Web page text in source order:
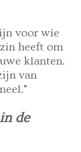
voor wie
heeft om
klanten.
van
de